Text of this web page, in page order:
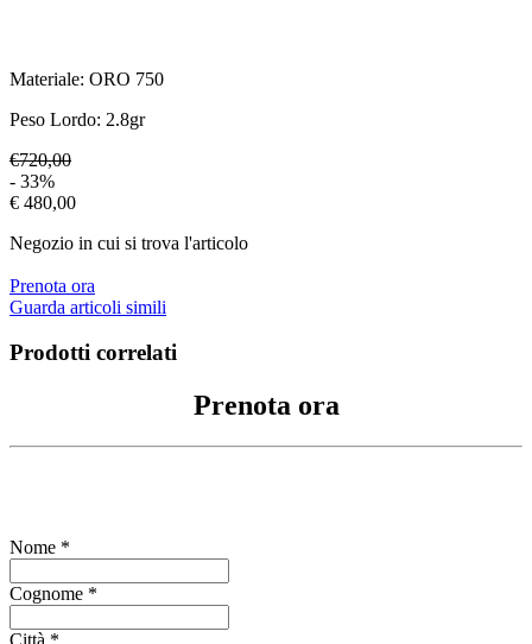
Materiale: ORO 750
Peso Lordo: 2.8gr
€720,00
- 33%
€ 480,00
Negozio in cui si trova l'articolo
Prenota ora
Guarda articoli simili
Prodotti correlati
Prenota ora
Nome *
Cognome *